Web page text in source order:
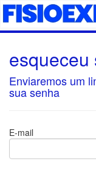
esqueceu
Enviaremos um
sua senha
E-mail